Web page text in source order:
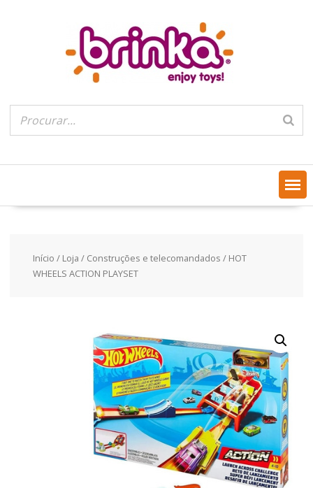
Início / Loja / Construções e telecomandados / HOT
WHEELS ACTION PLAYSET